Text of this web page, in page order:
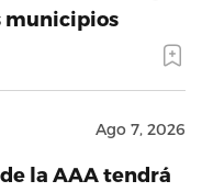
municipios
Ago 7, 2026
la AAA tendrá